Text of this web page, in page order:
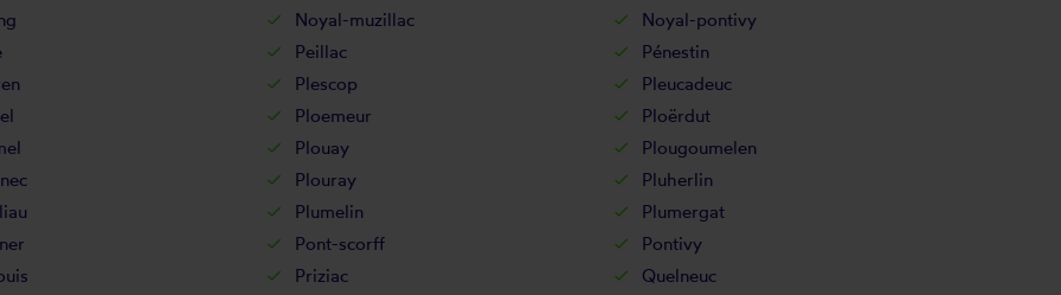
Noyal-muzillac
Noyal-pontivy
Peillac
Pénestin
Plescop
Pleucadeuc
Ploemeur
Ploërdut
Plouay
Plougoumelen
Plouray
Pluherlin
Plumelin
Plumergat
Pont-scorff
Pontivy
Priziac
Quelneuc